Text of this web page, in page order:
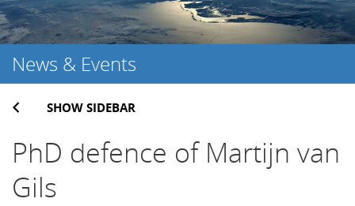
content
News & Events
SHOW SIDEBAR
PhD defence of Martijn van
Gils